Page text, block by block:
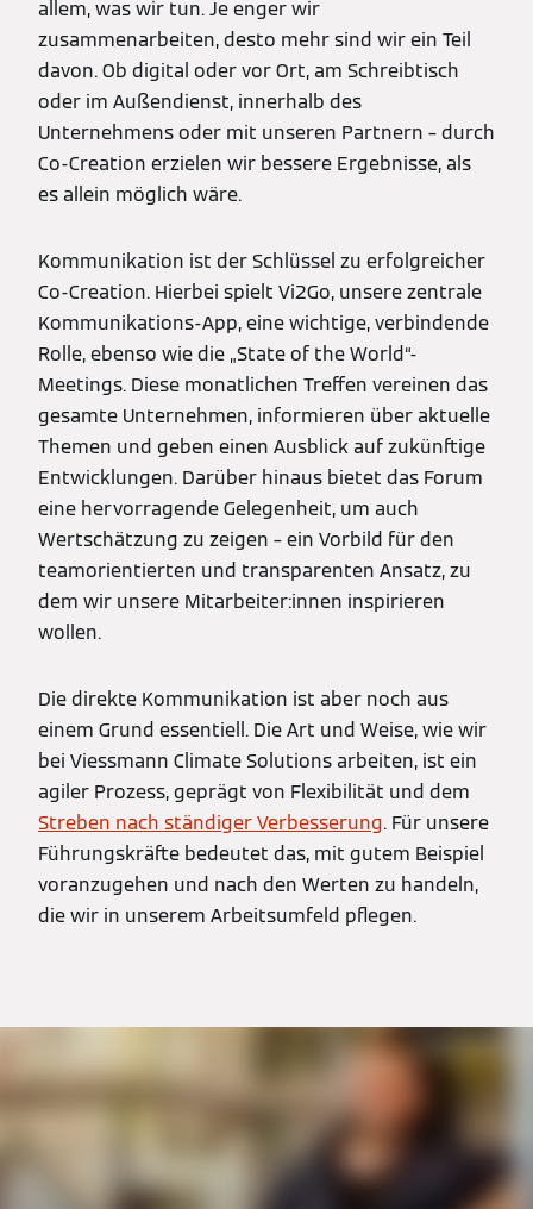
allem, was wir tun. Je enger wir
zusammenarbeiten, desto mehr sind wir ein Teil
davon. Ob digital oder vor Ort, am Schreibtisch
oder im Außendienst, innerhalb des
Unternehmens oder mit unseren Partnern – durch
Co-Creation erzielen wir bessere Ergebnisse, als
es allein möglich wäre.
Kommunikation ist der Schlüssel zu erfolgreicher
Co-Creation. Hierbei spielt Vi2Go, unsere zentrale
Kommunikations-App, eine wichtige, verbindende
Rolle, ebenso wie die „State of the World“-
Meetings. Diese monatlichen Treffen vereinen das
gesamte Unternehmen, informieren über aktuelle
Themen und geben einen Ausblick auf zukünftige
Entwicklungen. Darüber hinaus bietet das Forum
eine hervorragende Gelegenheit, um auch
Wertschätzung zu zeigen – ein Vorbild für den
teamorientierten und transparenten Ansatz, zu
dem wir unsere Mitarbeiter:innen inspirieren
wollen.
Die direkte Kommunikation ist aber noch aus
einem Grund essentiell. Die Art und Weise, wie wir
bei Viessmann Climate Solutions arbeiten, ist ein
agiler Prozess, geprägt von Flexibilität und dem
Streben nach ständiger Verbesserung. Für unsere
Führungskräfte bedeutet das, mit gutem Beispiel
voranzugehen und nach den Werten zu handeln,
die wir in unserem Arbeitsumfeld pflegen.